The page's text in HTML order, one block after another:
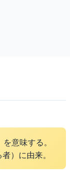
意味する。
）に由来。